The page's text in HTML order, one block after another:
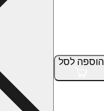
הוספה לסל